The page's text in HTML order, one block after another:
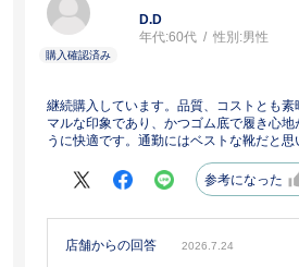
D.D
年代:60代 性別:男性
継続購入しています。品質、コストとも
マルな印象であり、かつゴム底で履き心
うに快適です。通勤にはベストな靴だと思
参考になった
店舗からの回答 2026.7.24